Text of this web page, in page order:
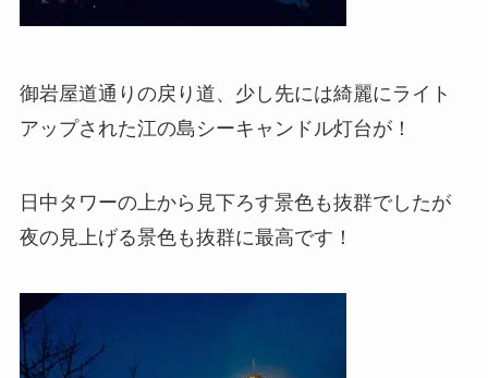
御岩屋道通りの戻り道、少し先には綺麗にライト
アップされた江の島シーキャンドル灯台が！
日中タワーの上から見下ろす景色も抜群でしたが
夜の見上げる景色も抜群に最高です！